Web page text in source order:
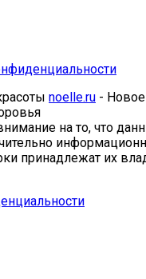
noelle.ru -
на то, что
принадлежат их